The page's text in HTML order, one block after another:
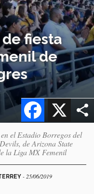
fiesta
de
X
Facebook
el Estadio Borregos del
de Arizona State
la Liga MX Femenil
- 25/06/2019